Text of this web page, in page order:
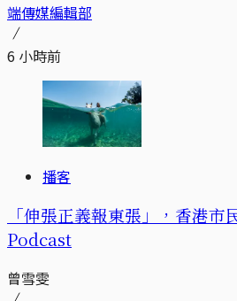
端傳媒編輯部
6 小時前
播客
「伸張正義報東張」，香港市
Podcast
曾雪雯